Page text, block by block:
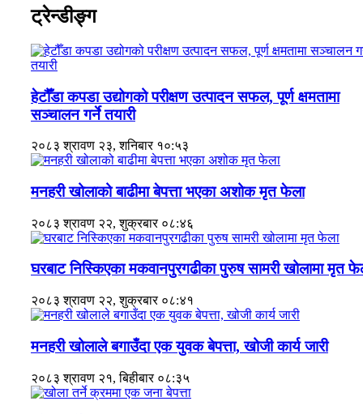
ट्रेन्डीङ्ग
हेटौँडा कपडा उद्योगको परीक्षण उत्पादन सफल, पूर्ण क्षमतामा
सञ्चालन गर्ने तयारी
२०८३ श्रावण २३, शनिबार १०:५३
मनहरी खोलाको बाढीमा बेपत्ता भएका अशोक मृत फेला
२०८३ श्रावण २२, शुक्रबार ०८:४६
घरबाट निस्किएका मकवानपुरगढीका पुरुष सामरी खोलामा मृत
२०८३ श्रावण २२, शुक्रबार ०८:४१
मनहरी खोलाले बगाउँदा एक युवक बेपत्ता, खोजी कार्य जारी
२०८३ श्रावण २१, बिहीबार ०८:३५